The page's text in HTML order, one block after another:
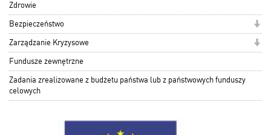
Zdrowie
Bezpieczeństwo
Zarządzanie Kryzysowe
Fundusze zewnętrzne
Zadania zrealizowane z budżetu państwa lub z państwowych funduszy
celowych